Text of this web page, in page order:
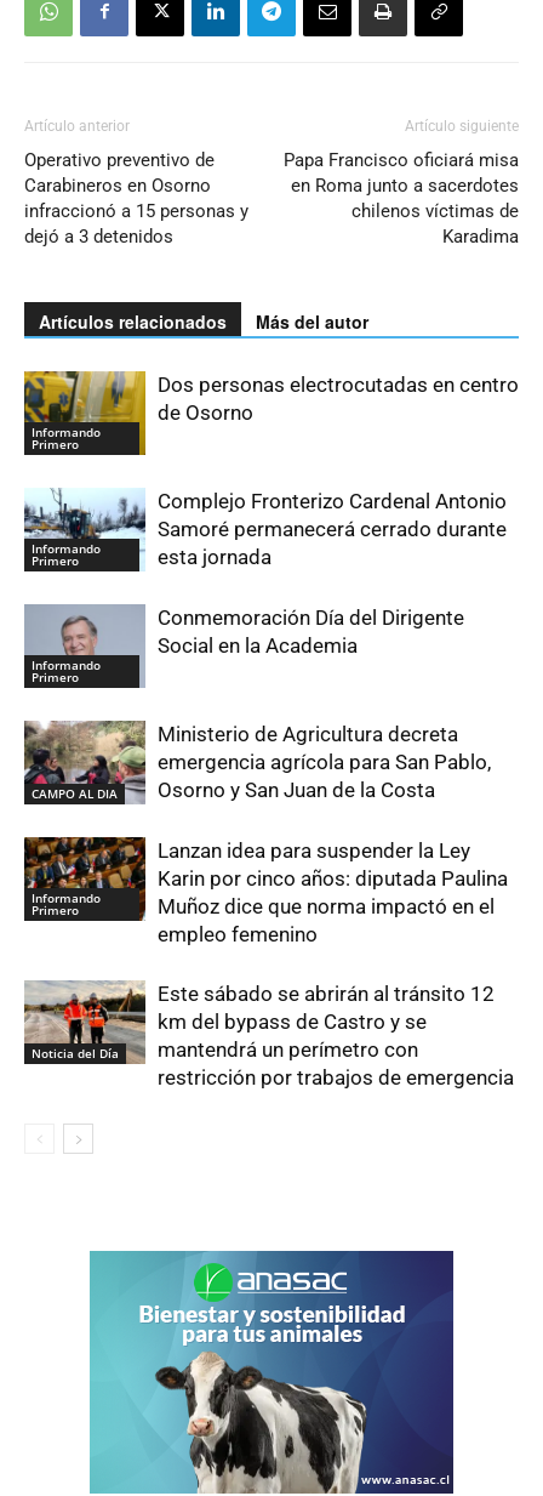
Artículo anterior
Operativo preventivo de
Carabineros en Osorno
infraccionó a 15 personas y
dejó a 3 detenidos
Artículo siguiente
Papa Francisco oficiará misa
en Roma junto a sacerdotes
chilenos víctimas de
Karadima
Artículos relacionados Más del autor
Informando
Primero
Dos personas electrocutadas en centro
de Osorno
Informando
Primero
Complejo Fronterizo Cardenal Antonio
Samoré permanecerá cerrado durante
esta jornada
Informando
Primero
Conmemoración Día del Dirigente
Social en la Academia
CAMPO AL DIA
Ministerio de Agricultura decreta
emergencia agrícola para San Pablo,
Osorno y San Juan de la Costa
Informando
Primero
Lanzan idea para suspender la Ley
Karin por cinco años: diputada Paulina
Muñoz dice que norma impactó en el
empleo femenino
Noticia del Día
Este sábado se abrirán al tránsito 12
km del bypass de Castro y se
mantendrá un perímetro con
restricción por trabajos de emergencia